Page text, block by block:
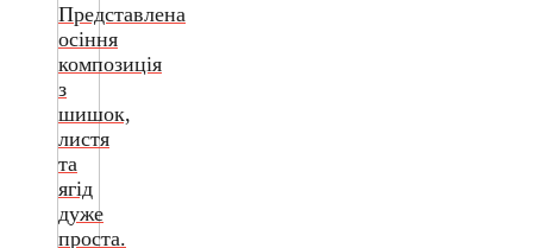
Представлена
осіння
композиція
з
шишок,
листя
та
ягід
дуже
проста.